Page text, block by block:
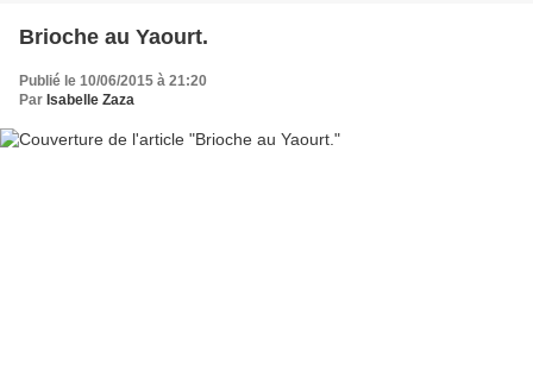
Brioche au Yaourt.
Publié le 10/06/2015 à 21:20
Par Isabelle Zaza